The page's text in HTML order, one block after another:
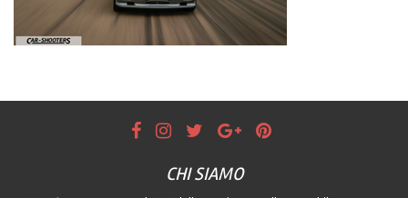
CHI SIAMO